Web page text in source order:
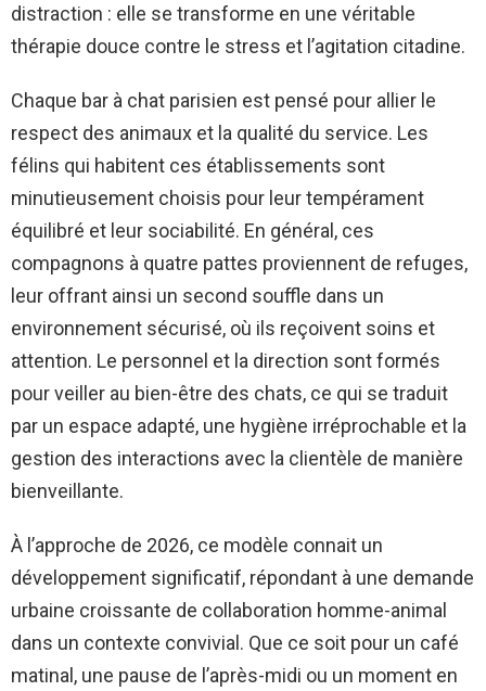
distraction : elle se transforme en une véritable
thérapie douce contre le stress et l’agitation citadine.
Chaque bar à chat parisien est pensé pour allier le
respect des animaux et la qualité du service. Les
félins qui habitent ces établissements sont
minutieusement choisis pour leur tempérament
équilibré et leur sociabilité. En général, ces
compagnons à quatre pattes proviennent de refuges,
leur offrant ainsi un second souffle dans un
environnement sécurisé, où ils reçoivent soins et
attention. Le personnel et la direction sont formés
pour veiller au bien-être des chats, ce qui se traduit
par un espace adapté, une hygiène irréprochable et la
gestion des interactions avec la clientèle de manière
bienveillante.
À l’approche de 2026, ce modèle connait un
développement significatif, répondant à une demande
urbaine croissante de collaboration homme-animal
dans un contexte convivial. Que ce soit pour un café
matinal, une pause de l’après-midi ou un moment en